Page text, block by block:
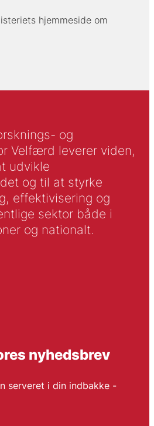
hjemmeside om
og
Velfærd leverer viden,
udvikle
og til at styrke
effektivisering og
sektor både i
og nationalt.
nyhedsbrev
serveret i din indbakke -